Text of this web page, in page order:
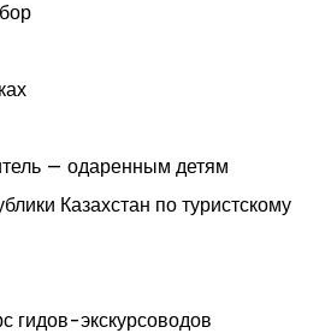
— одаренным детям
Казахстан по туристскому
гидов-экскурсоводов